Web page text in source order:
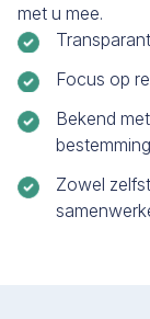
met u mee.
Focus op
Bekend
Zowel